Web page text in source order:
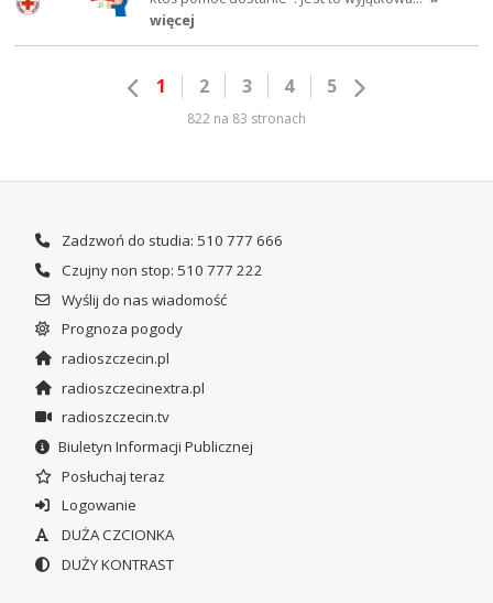
więcej
1 2 3 4 5
822 na 83 stronach
Zadzwoń do studia: 510 777 666
Czujny non stop: 510 777 222
Wyślij do nas wiadomość
Prognoza pogody
radioszczecin.pl
radioszczecinextra.pl
radioszczecin.tv
Biuletyn Informacji Publicznej
Posłuchaj teraz
Logowanie
DUŻA CZCIONKA
DUŻY KONTRAST